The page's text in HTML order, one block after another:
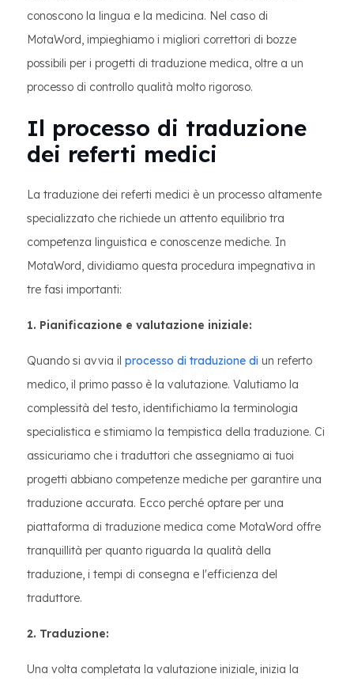
conoscono la lingua e la medicina. Nel caso di
MotaWord, impieghiamo i migliori correttori di bozze
possibili per i progetti di traduzione medica, oltre a un
processo di controllo qualità molto rigoroso.
Il processo di traduzione
dei referti medici
La traduzione dei referti medici è un processo altamente
specializzato che richiede un attento equilibrio tra
competenza linguistica e conoscenze mediche. In
MotaWord, dividiamo questa procedura impegnativa in
tre fasi importanti:
1. Pianificazione e valutazione iniziale:
Quando si avvia il processo di traduzione di un referto
medico, il primo passo è la valutazione. Valutiamo la
complessità del testo, identifichiamo la terminologia
specialistica e stimiamo la tempistica della traduzione. Ci
assicuriamo che i traduttori che assegniamo ai tuoi
progetti abbiano competenze mediche per garantire una
traduzione accurata. Ecco perché optare per una
piattaforma di traduzione medica come MotaWord offre
tranquillità per quanto riguarda la qualità della
traduzione, i tempi di consegna e l'efficienza del
traduttore.
2. Traduzione:
Una volta completata la valutazione iniziale, inizia la